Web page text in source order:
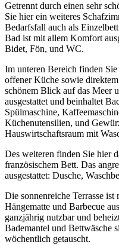
Getrennt durch einen sehr
Sie hier ein weiteres
Bedarfsfall auch als
Bad ist mit allem Komfort
Bidet, Fön, und WC.
Im unteren Bereich finden
offener Küche sowie
schönem Blick auf das Meer
ausgestattet und beinhaltet
Spülmaschine,
Küchenutensilien, und
Hauswirtschaftsraum mit
Des weiteren finden Sie hier
französischem Bett. Das
ausgestattet: Dusche,
Die sonnenreiche Terrasse
Hängematte und Barbecue
ganzjährig nutzbar und
Bademantel und Bettwäsche
wöchentlich getauscht.